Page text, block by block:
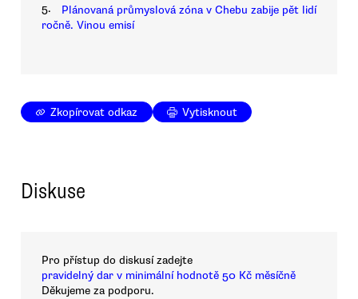
5.
Plánovaná průmyslová zóna v Chebu zabije pět lidí
ročně. Vinou emisí
Zkopírovat odkaz Vytisknout
Diskuse
Pro přístup do diskusí zadejte
pravidelný dar v minimální hodnotě 50 Kč měsíčně
Děkujeme za podporu.